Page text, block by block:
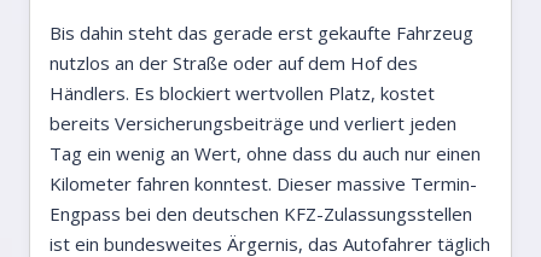
Bis dahin steht das gerade erst gekaufte Fahrzeug
nutzlos an der Straße oder auf dem Hof des
Händlers. Es blockiert wertvollen Platz, kostet
bereits Versicherungsbeiträge und verliert jeden
Tag ein wenig an Wert, ohne dass du auch nur einen
Kilometer fahren konntest. Dieser massive Termin-
Engpass bei den deutschen KFZ-Zulassungsstellen
ist ein bundesweites Ärgernis, das Autofahrer täglich